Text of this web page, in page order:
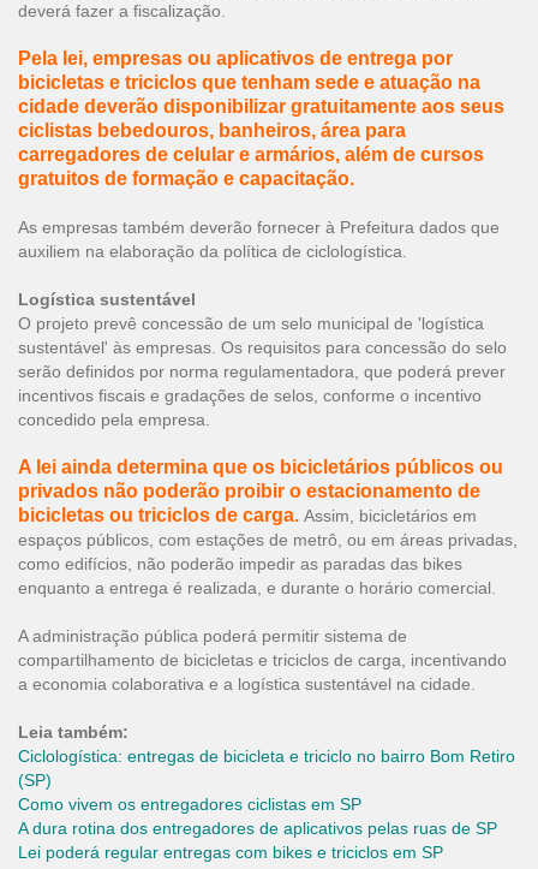
deverá fazer a fiscalização.
Pela lei, empresas ou aplicativos de entrega por
bicicletas e triciclos que tenham sede e atuação na
cidade deverão disponibilizar gratuitamente aos seus
ciclistas bebedouros, banheiros, área para
carregadores de celular e armários, além de cursos
gratuitos de formação e capacitação.
As empresas também deverão fornecer à Prefeitura dados que
auxiliem na elaboração da política de ciclologística.
Logística sustentável
O projeto prevê concessão de um selo municipal de 'logística
sustentável' às empresas. Os requisitos para concessão do selo
serão definidos por norma regulamentadora, que poderá prever
incentivos fiscais e gradações de selos, conforme o incentivo
concedido pela empresa.
A lei ainda determina que os bicicletários públicos ou
privados não poderão proibir o estacionamento de
bicicletas ou triciclos de carga. Assim, bicicletários em
espaços públicos, com estações de metrô, ou em áreas privadas,
como edifícios, não poderão impedir as paradas das bikes
enquanto a entrega é realizada, e durante o horário comercial.
A administração pública poderá permitir sistema de
compartilhamento de bicicletas e triciclos de carga, incentivando
a economia colaborativa e a logística sustentável na cidade.
Leia também:
Ciclologística: entregas de bicicleta e triciclo no bairro Bom Retiro
(SP)
Como vivem os entregadores ciclistas em SP
A dura rotina dos entregadores de aplicativos pelas ruas de SP
Lei poderá regular entregas com bikes e triciclos em SP